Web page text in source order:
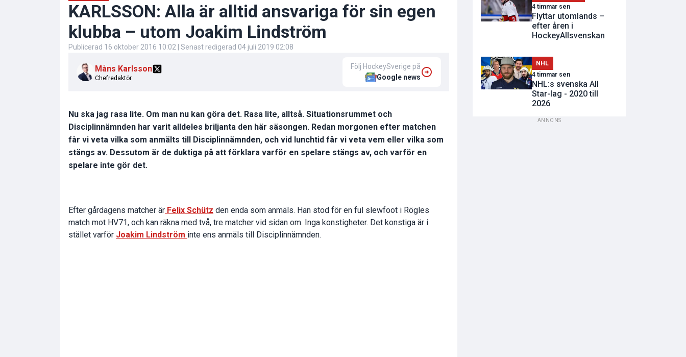
KARLSSON: Alla är alltid ansvariga för sin egen
klubba – utom Joakim Lindström
Publicerad 16 oktober 2016 10:02 | Senast redigerad 04 juli 2019 02:08
Måns Karlsson
Chefredaktör
Följ HockeySverige på
Google news
Nu ska jag rasa lite. Om man nu kan göra det. Rasa lite, alltså. Situationsrummet och
Disciplinnämnden har varit alldeles briljanta den här säsongen. Redan morgonen efter matchen
får vi veta vilka som anmälts till Disciplinnämnden, och vid lunchtid får vi veta vem eller vilka som
stängs av. Dessutom är de duktiga på att förklara varför en spelare stängs av, och varför en
spelare inte gör det.
Efter gårdagens matcher är Felix Schütz den enda som anmäls. Han stod för en ful slewfoot i Rögles
match mot HV71, och kan räkna med två, tre matcher vid sidan om. Inga konstigheter. Det konstiga är i
stället varför Joakim Lindström inte ens anmäls till Disciplinnämnden.
4 timmar sen
Flyttar utomlands –
efter åren i
HockeyAllsvenskan
NHL
4 timmar sen
NHL:s svenska All
Star-lag - 2020 till
2026
ANNONS